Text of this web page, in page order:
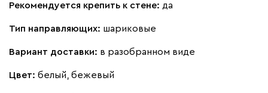
Рекомендуется крепить к стене: да
Тип направляющих: шариковые
Вариант доставки: в разобранном виде
Цвет: белый, бежевый